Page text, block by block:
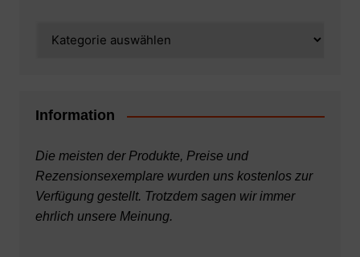
Information
Die meisten der Produkte, Preise und
Rezensionsexemplare wurden uns kostenlos zur
Verfügung gestellt. Trotzdem sagen wir immer
ehrlich unsere Meinung.